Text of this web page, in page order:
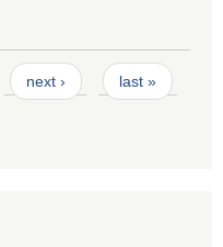
next › last »